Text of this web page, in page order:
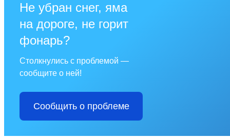
Не убран снег, яма
на дороге, не горит
фонарь?
Столкнулись с проблемой —
сообщите о ней!
Сообщить о проблеме